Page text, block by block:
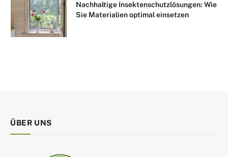
Nachhaltige Insektenschutzlösungen: Wie
Sie Materialien optimal einsetzen
ÜBER UNS